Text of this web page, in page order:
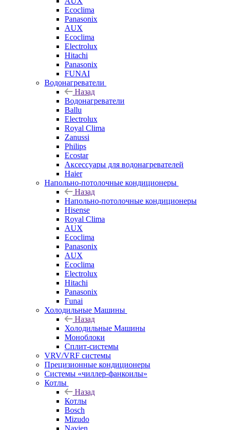
Ecoclima
Panasonix
AUX
Ecoclima
Electrolux
Hitachi
Panasonix
FUNAI
Водонагреватели
Назад
Водонагреватели
Ballu
Electrolux
Royal Clima
Zanussi
Philips
Ecostar
Аксессуары для водонагревателей
Haier
Напольно-потолочные кондиционеры
Назад
Напольно-потолочные кондиционеры
Hisense
Royal Clima
AUX
Ecoclima
Panasonix
AUX
Ecoclima
Electrolux
Hitachi
Panasonix
Funai
Холодильные Машины
Назад
Холодильные Машины
Моноблоки
Сплит-системы
VRV/VRF системы
Прецизионные кондиционеры
Системы «чиллер-фанкоилы»
Котлы
Назад
Котлы
Bosch
Mizudo
Navien